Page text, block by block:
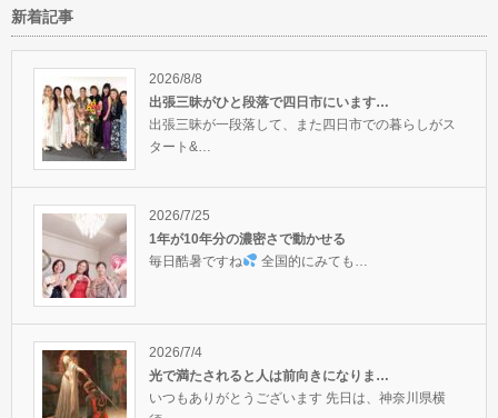
ブループリント人生の設計図を無難ではなく変化を楽しむ生き全日本大学駅伝からのボ
新着記事
2026/8/8
出張三昧がひと段落で四日市にいます…
出張三昧が一段落して、また四日市での暮らしがス
タート&…
2026/7/25
1年が10年分の濃密さで動かせる
毎日酷暑ですね
全国的にみても…
2026/7/4
光で満たされると人は前向きになりま…
いつもありがとうございます 先日は、神奈川県横